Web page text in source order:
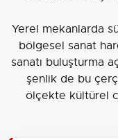
Yerel mekanlarda
bölgesel sanat
sanatı buluşturma
şenlik de bu
ölçekte kültürel